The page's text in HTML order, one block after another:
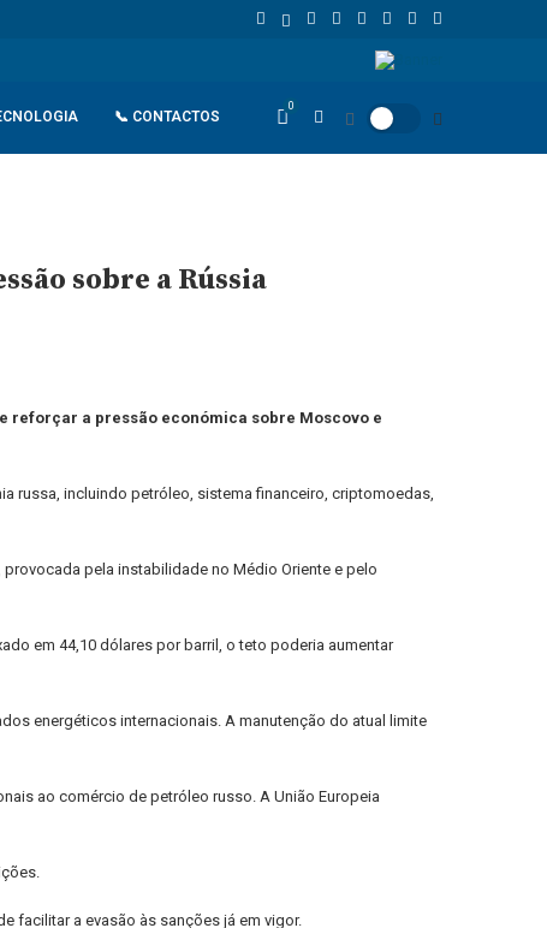
União Europeia atinge 18,8 biliões de euros em 2025 e Alemanha
📞 CONTACTOS
0
sobre a Rússia
reforçar a pressão económica sobre Moscovo e
russa, incluindo petróleo, sistema financeiro, criptomoedas,
pela instabilidade no Médio Oriente e pelo
em 44,10 dólares por barril, o teto poderia aumentar
energéticos internacionais. A manutenção do atual limite
ao comércio de petróleo russo. A União Europeia
facilitar a evasão às sanções já em vigor.